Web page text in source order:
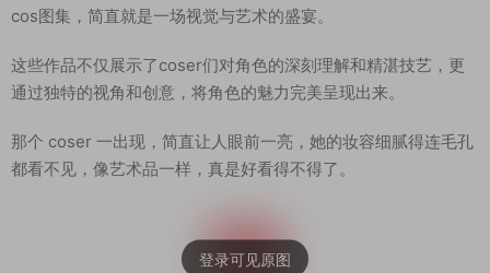
cos图集，简直就是一场视觉与艺术的盛宴。
这些作品不仅展示了coser们对角色的深刻理解和精湛技艺，更
通过独特的视角和创意，将角色的魅力完美呈现出来。
那个 coser 一出现，简直让人眼前一亮，她的妆容细腻得连毛孔
都看不见，像艺术品一样，真是好看得不得了。